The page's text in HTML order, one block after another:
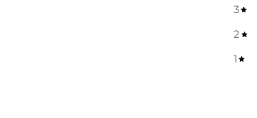
3
2
1